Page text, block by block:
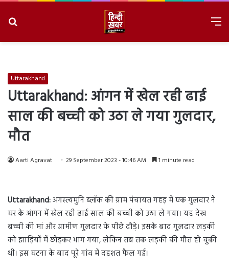
Uttarakhand
Uttarakhand: आंगन में खेल रही ढाई
साल की बच्ची को उठा ले गया गुलदार,
मौत
Aarti Agravat 29 September 2023 - 10:46 AM 1 minute read
Uttarakhand:अगस्त्यमुनि ब्लॉक की ग्राम पंचायत गहड़ में एक गुलदार ने
घर के आंगन में खेल रही ढाई साल की बच्ची को उठा ले गया। यह देख
बच्ची की मां और ग्रामीण गुलदार के पीछे दौड़े। इसके बाद गुलदार लड़की
को झाड़ियों में छोड़कर भाग गया, लेकिन तब तक लड़की की मौत हो चुकी
थी। इस घटना के बाद पूरे गांव में दहशत फैल गई।